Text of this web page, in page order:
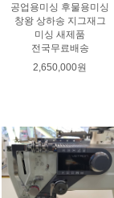
공업용미싱 후물용미싱
창왕 상하송 지그재그
미싱 새제품
전국무료배송
2,650,000원